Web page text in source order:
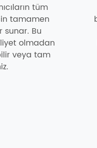
tüm
tamamen
sunar. Bu
olmadan
veya tam